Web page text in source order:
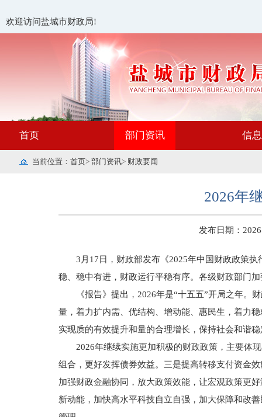
欢迎访问盐城市财政局!
首页 部门资讯 信
当前位置： 首页> 部门资讯> 财政要闻
​2026年
发布日期：
3月17日，财政部发布《2025年中国财政政策
稳、稳中有进，财政运行平稳有序。各级财政部门
《报告》提出，2026年是“十五五”开局之年
量，着力扩内需、优结构、增动能、惠民生，着力
实现质的有效提升和量的合理增长，保持社会和谐
2026年继续实施更加积极的财政政策，主要体
组合，更好发挥债券效益。三是提高转移支付资金
加强财政金融协同，放大政策效能，让宏观政策更
新动能，加快高水平科技自立自强，加大保障和改